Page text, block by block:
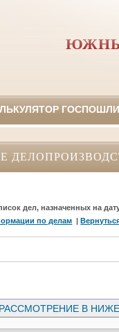
дел, назначенных на
по делам |
РАССМОТРЕНИЕ В